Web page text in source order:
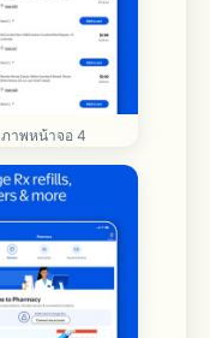
ภาพหน้าจอ 4